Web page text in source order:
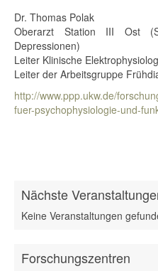
Dr. Thomas Polak
Oberarzt Station III Ost
Depressionen)
Leiter Klinische
Leiter der Arbeitsgruppe
http://www.ppp.ukw.de/
fuer-psychophysiologie-und-
Nächste
Keine Veranstaltungen
Forschungszentren